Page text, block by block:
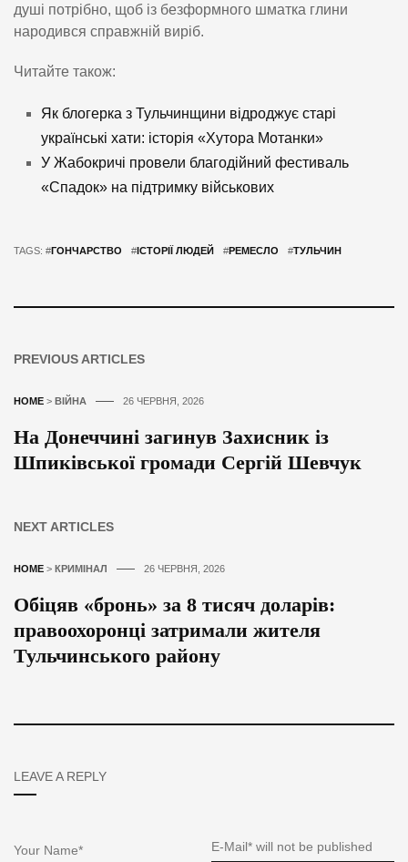
душі потрібно, щоб із безформного шматка глини
народився справжній виріб.
Читайте також:
Як блогерка з Тульчинщини відроджує старі
українські хати: історія «Хутора Мотанки»
У Жабокричі провели благодійний фестиваль
«Спадок» на підтримку військових
TAGS: #ГОНЧАРСТВО #ІСТОРІЇ ЛЮДЕЙ #РЕМЕСЛО #ТУЛЬЧИН
PREVIOUS ARTICLES
HOME > ВІЙНА 26 ЧЕРВНЯ, 2026
На Донеччині загинув Захисник із
Шпиківської громади Сергій Шевчук
NEXT ARTICLES
HOME > КРИМІНАЛ 26 ЧЕРВНЯ, 2026
Обіцяв «бронь» за 8 тисяч доларів:
правоохоронці затримали жителя
Тульчинського району
LEAVE A REPLY